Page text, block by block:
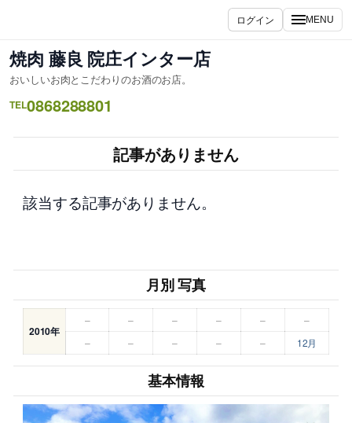
を
ス
キ
ッ
ログイン MENU
焼肉 藤良 院庄インター店
おいしいお肉とこだわりのお酒のお店。
TEL0868288801
記事がありません
該当する記事がありません。
月別 写真
2010年
– – – – –
–
–
– – – – 12月
基本情報